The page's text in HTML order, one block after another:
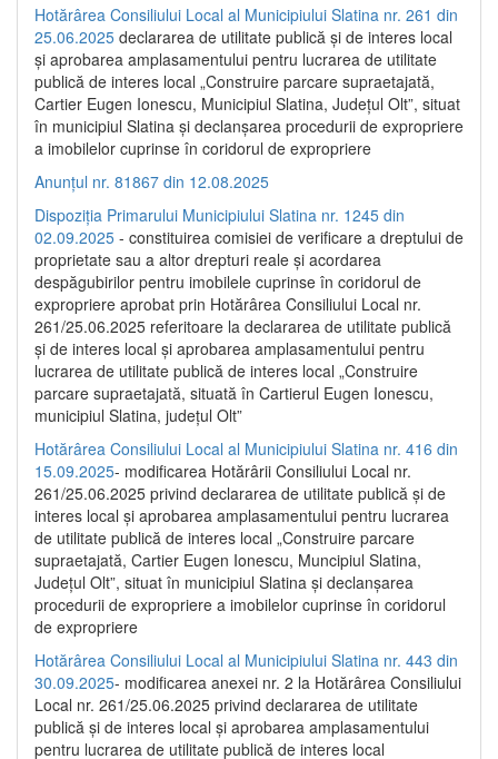
Hotărârea Consiliului Local al Municipiului Slatina nr. 261 din
25.06.2025 declararea de utilitate publică și de interes local
și aprobarea amplasamentului pentru lucrarea de utilitate
publică de interes local „Construire parcare supraetajată,
Cartier Eugen Ionescu, Municipiul Slatina, Județul Olt”, situat
în municipiul Slatina și declanșarea procedurii de expropriere
a imobilelor cuprinse în coridorul de expropriere
Anunțul nr. 81867 din 12.08.2025
Dispoziția Primarului Municipiului Slatina nr. 1245 din
02.09.2025 - constituirea comisiei de verificare a dreptului de
proprietate sau a altor drepturi reale și acordarea
despăgubirilor pentru imobilele cuprinse în coridorul de
expropriere aprobat prin Hotărârea Consiliului Local nr.
261/25.06.2025 referitoare la declararea de utilitate publică
și de interes local și aprobarea amplasamentului pentru
lucrarea de utilitate publică de interes local „Construire
parcare supraetajată, situată în Cartierul Eugen Ionescu,
municipiul Slatina, județul Olt”
Hotărârea Consiliului Local al Municipiului Slatina nr. 416 din
15.09.2025- modificarea Hotărârii Consiliului Local nr.
261/25.06.2025 privind declararea de utilitate publică și de
interes local și aprobarea amplasamentului pentru lucrarea
de utilitate publică de interes local „Construire parcare
supraetajată, Cartier Eugen Ionescu, Muncipiul Slatina,
Județul Olt”, situat în municipiul Slatina și declanșarea
procedurii de expropriere a imobilelor cuprinse în coridorul
de expropriere
Hotărârea Consiliului Local al Municipiului Slatina nr. 443 din
30.09.2025- modificarea anexei nr. 2 la Hotărârea Consiliului
Local nr. 261/25.06.2025 privind declararea de utilitate
publică şi de interes local şi aprobarea amplasamentului
pentru lucrarea de utilitate publică de interes local